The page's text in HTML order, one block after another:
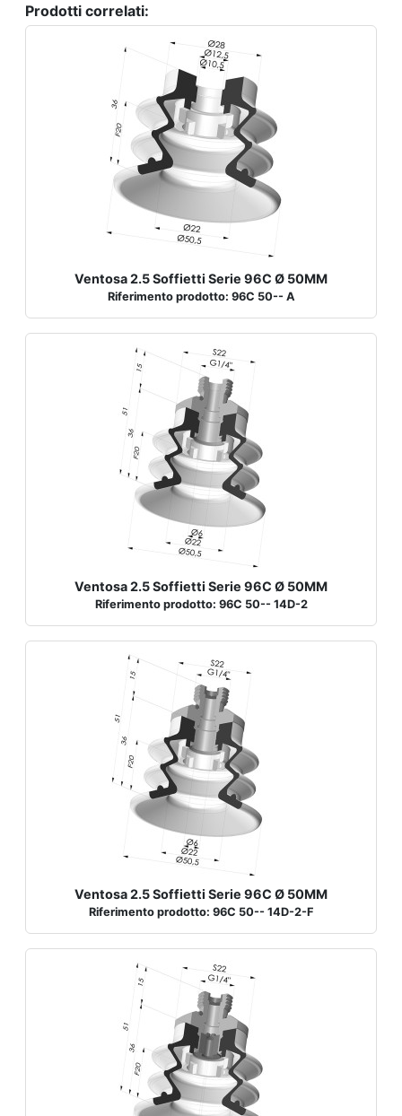
Prodotti correlati:
Ventosa 2.5 Soffietti Serie 96C Ø 50MM
Riferimento prodotto: 96C 50-- A
Ventosa 2.5 Soffietti Serie 96C Ø 50MM
Riferimento prodotto: 96C 50-- 14D-2
Ventosa 2.5 Soffietti Serie 96C Ø 50MM
Riferimento prodotto: 96C 50-- 14D-2-F